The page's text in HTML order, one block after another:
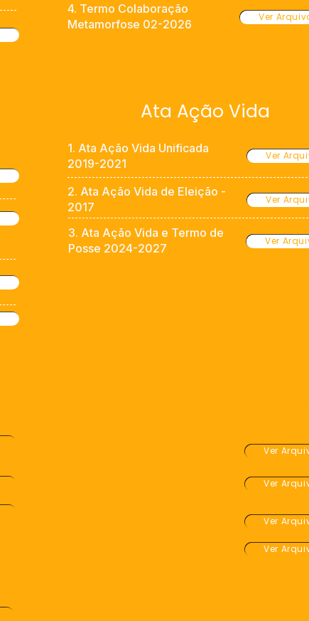
4. Termo Colaboração
Metamorfose 02-2026
Ver
Ata Ação Vida
1. Ata Ação Vida Unificada
2019-2021
Ver
2. Ata Ação Vida de Eleição -
2017
Ver
3. Ata Ação Vida e Termo de
Posse 2024-2027
Ver
Ver
Ver
Ver
Ver